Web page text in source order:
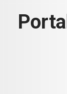
content